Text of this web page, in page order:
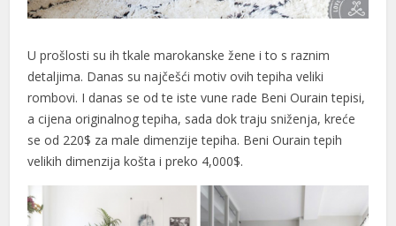
U prošlosti su ih tkale marokanske žene i to s raznim
detaljima. Danas su najčešći motiv ovih tepiha veliki
rombovi. I danas se od te iste vune rade Beni Ourain tepisi,
a cijena originalnog tepiha, sada dok traju sniženja, kreće
se od 220$ za male dimenzije tepiha. Beni Ourain tepih
velikih dimenzija košta i preko 4,000$.